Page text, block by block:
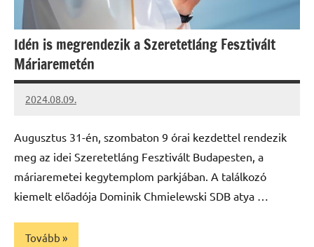
Idén is megrendezik a Szeretetláng Fesztivált
Máriaremetén
2024.08.09.
kovacs.agi
Augusztus 31-én, szombaton 9 órai kezdettel rendezik
meg az idei Szeretetláng Fesztivált Budapesten, a
máriaremetei kegytemplom parkjában. A találkozó
kiemelt előadója Dominik Chmielewski SDB atya …
Tovább